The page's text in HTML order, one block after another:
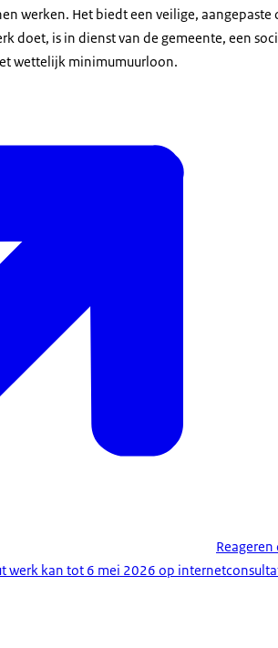
werken. Het biedt een veilige,
doet, is in dienst van de gemeente, een
wettelijk minimumuurloon.
werk kan tot 6 mei 2026 op